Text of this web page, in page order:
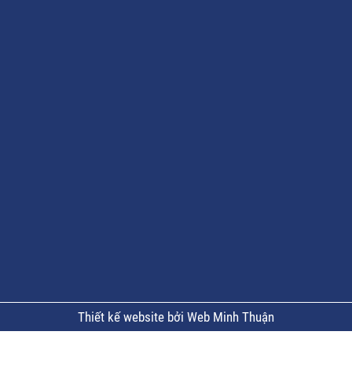
Thiết kế website bởi Web Minh Thuận